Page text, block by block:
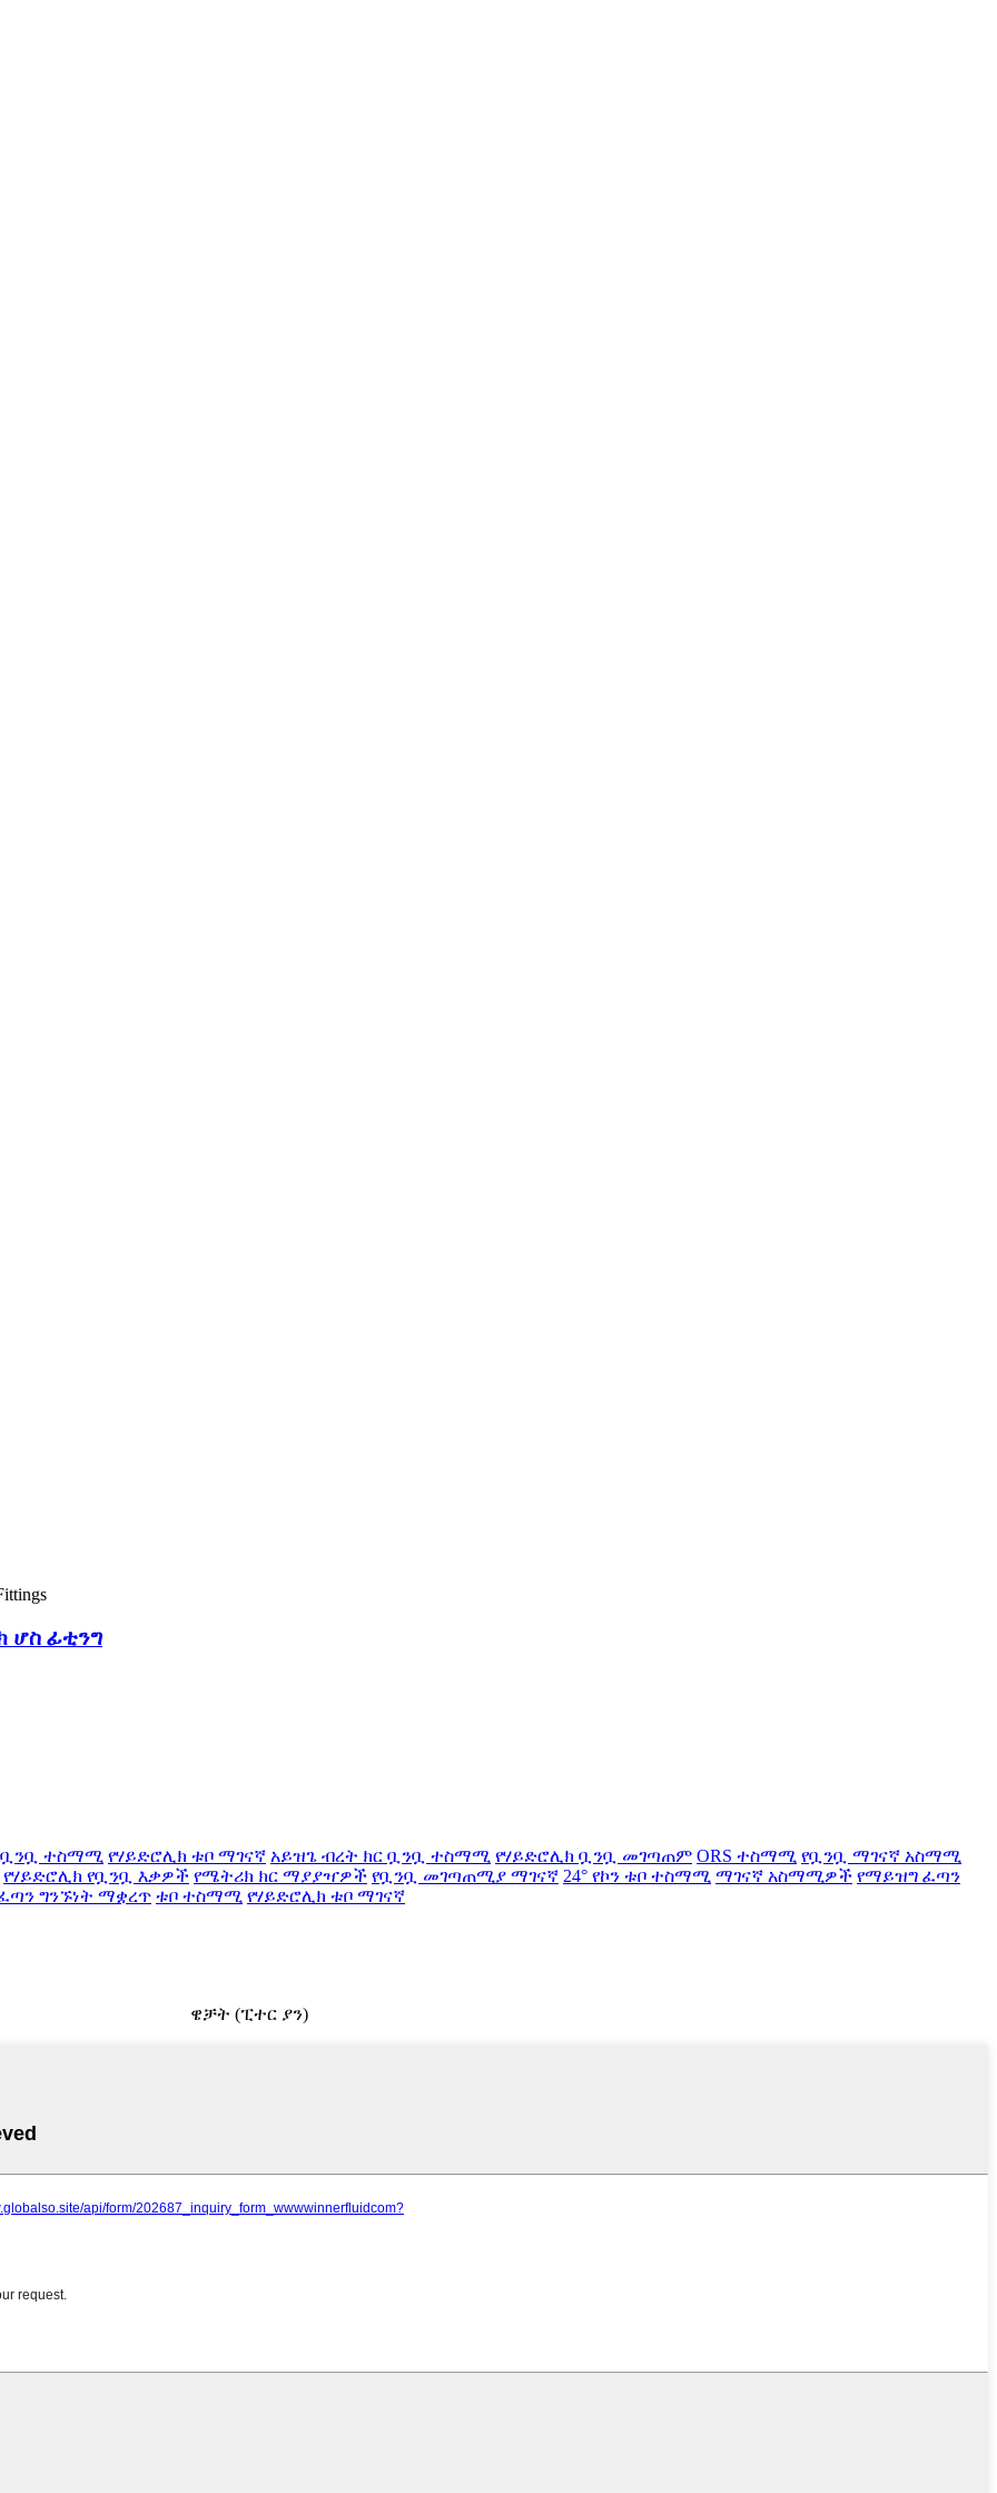
ሆስ ፊቲንግ
ቧንቧ ተስማሚ የሃይድሮሊክ ቱቦ ማገናኛ አይዝጌ ብረት ክር ቧንቧ ተስማሚ የሃይድሮሊክ ቧንቧ መገጣጠም ORS ተስማሚ የቧንቧ ማገናኛ አስማሚ
የሃይድሮሊክ የቧንቧ እቃዎች የሜትሪክ ክር ማያያዣዎች የቧንቧ መገጣጠሚያ ማገናኛ 24° የኮን ቱቦ ተስማሚ ማገናኛ አስማሚዎች የማይዝግ ፈጣን
ግንኙነት ማቋረጥ ቱቦ ተስማሚ የሃይድሮሊክ ቱቦ ማገናኛ
ዌቻት (ፒተር ያን)